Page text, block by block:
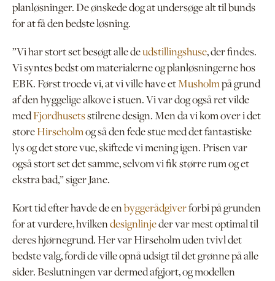
planløsninger. De ønskede dog at undersøge alt til bunds
for at få den bedste løsning.
”Vi har stort set besøgt alle deudstillingshuse, der findes.
Vi syntes bedst om materialerne og planløsningerne hos
EBK. Først troede vi, at vi ville have etMusholmpå grund
af den hyggelige alkove i stuen. Vi var dog også ret vilde
medFjordhusetsstilrene design. Men da vi kom over i det
storeHirseholmog så den fede stue med det fantastiske
lys og det store vue, skiftede vi mening igen. Prisen var
også stort set det samme, selvom vi fik større rum og et
ekstra bad,” siger Jane.
Kort tid efter havde de enbyggerådgiverforbi på grunden
for at vurdere, hvilkendesignlinjeder var mest optimal til
deres hjørnegrund. Her var Hirseholm uden tvivl det
bedste valg, fordi de ville opnå udsigt til det grønne på alle
sider. Beslutningen var dermed afgjort, og modellen